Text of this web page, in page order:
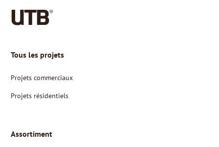
Tous les projets
Projets commerciaux
Projets résidentiels
Assortiment